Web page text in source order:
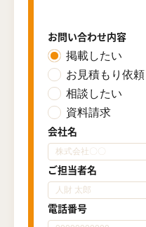
お問い合わせ内容
掲載したい
お見積もり依頼
相談したい
資料請求
会社名
ご担当者名
電話番号